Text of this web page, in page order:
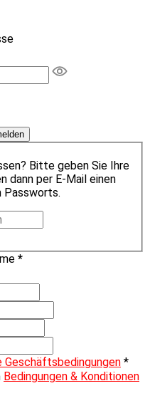
Bitte geben Sie Ihre
dann per E-Mail einen
Passworts.
*
Geschäftsbedingungen *
Bedingungen & Konditionen